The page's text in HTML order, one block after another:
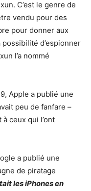
C’est le genre de
vendu pour des
pour donner aux
d’espionner
l’a nommé
Apple a publié une
peu de fanfare –
ceux qui l’ont
a publié une
de piratage
les iPhones en